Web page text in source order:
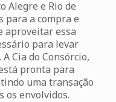
Alegre e Rio de
para a compra e
aproveitar essa
para levar
Cia do Consórcio,
pronta para
uma transação
os envolvidos.